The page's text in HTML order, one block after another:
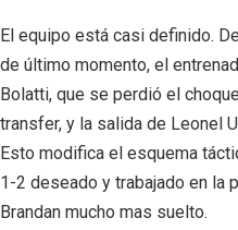
El equipo está casi definido.
de último momento, el
Bolatti, que se perdió el
transfer, y la salida de Leonel
Esto modifica el esquema
1-2 deseado y trabajado en la
Brandan mucho mas suelto.